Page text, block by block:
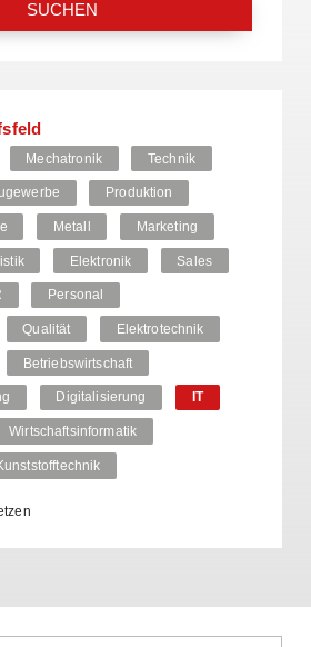
SUCHEN
Mechatronik Technik
Produktion
Metall Marketing
Elektronik Sales
Personal
Qualität Elektrotechnik
Betriebswirtschaft
Digitalisierung IT
Wirtschaftsinformatik